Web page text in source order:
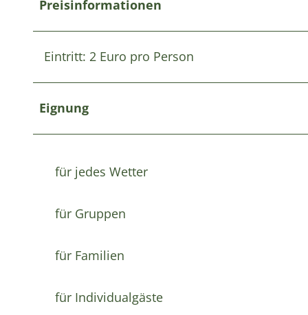
Preisinformationen
Eintritt: 2 Euro pro Person
Eignung
für jedes Wetter
für Gruppen
für Familien
für Individualgäste